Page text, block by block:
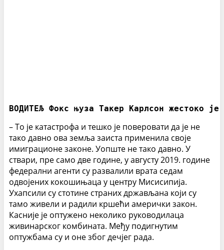
ВОДИТЕЉ Фокс њуза Такер Карлсон жестоко
– То је катастрофа и тешко је поверовати да је не
тако давно ова земља заиста применила своје
имиграционе законе. Уопште не тако давно. У
ствари, пре само две године, у августу 2019. године
федерални агенти су развалили врата седам
одвојених кокошињаца у центру Мисисипија.
Ухапсили су стотине страних држављана који су
тамо живели и радили кршећи амерички закон.
Касније је оптужено неколико руководилаца
живинарског комбината. Међу подигнутим
оптужбама су и оне због дечјег рада.